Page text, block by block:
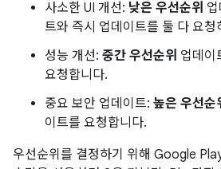
사소한 UI 개선: 낮은 우선순위
트와 즉시 업데이트를 둘 다 요청
성능 개선: 중간 우선순위 업데이
요청합니다.
중요 보안 업데이트: 높은 우선순
이트를 요청합니다.
우선순위를 결정하기 위해 Google